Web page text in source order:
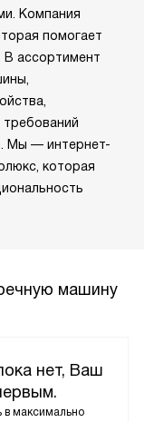
Компания
помогает
В ассортимент
Мы — интернет-
которая
машину
нет, Ваш
в максимально